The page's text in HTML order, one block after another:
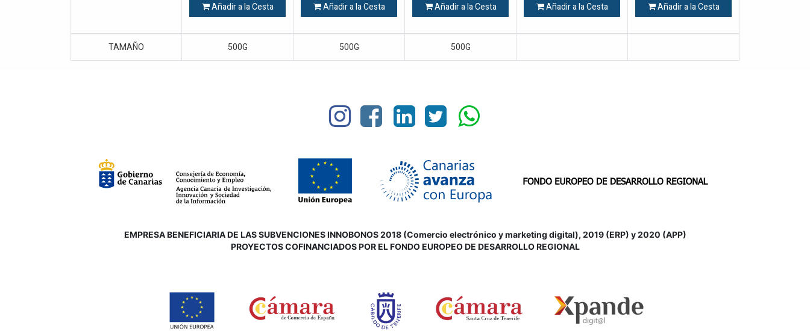
Añadir a la Cesta
Añadir a la Cesta
Añadir a la Cesta
Añadir a la Cesta
Añadir a la Cesta
TAMAÑO 500G 500G 500G
EMPRESA BENEFICIARIA DE LAS SUBVENCIONES INNOBONOS 2018 (Comercio electrónico y marketing digital), 2019 (ERP) y 2020 (APP)
PROYECTOS COFINANCIADOS POR EL FONDO EUROPEO DE DESARROLLO REGIONAL